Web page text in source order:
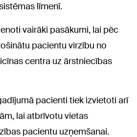
līmenī.
vairāki pasākumi, lai pēc
pacientu virzību no
centra uz ārstniecības
pacienti tiek izvietoti arī
lai atbrīvotu vietas
pacientu uzņemšanai.